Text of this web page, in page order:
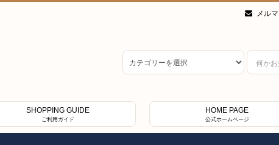
メル
SHOPPING GUIDE
ご利用ガイド
HOME PAGE
公式ホームページ